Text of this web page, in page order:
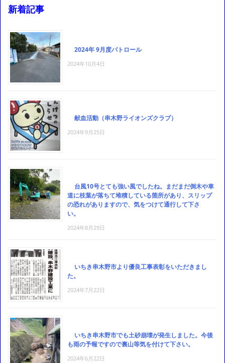
新着記事
2024年 9月度パトロール
2024年10月4日
献血活動（串木野ライオンズクラブ）
2024年9月25日
台風10号とても強い風でしたね。まだまだ倒木や車
道に枝葉が落ちて堆積している箇所があり、スリップ
の恐れがありますので、気をつけて通行して下さ
い。
2024年8月29日
いちき串木野市より優良工事表彰をいただきまし
た。
2024年7月22日
いちき串木野市でも土砂崩壊が発生しました。今後
も雨の予報ですので裏山等気を付けて下さい。
2024年6月22日